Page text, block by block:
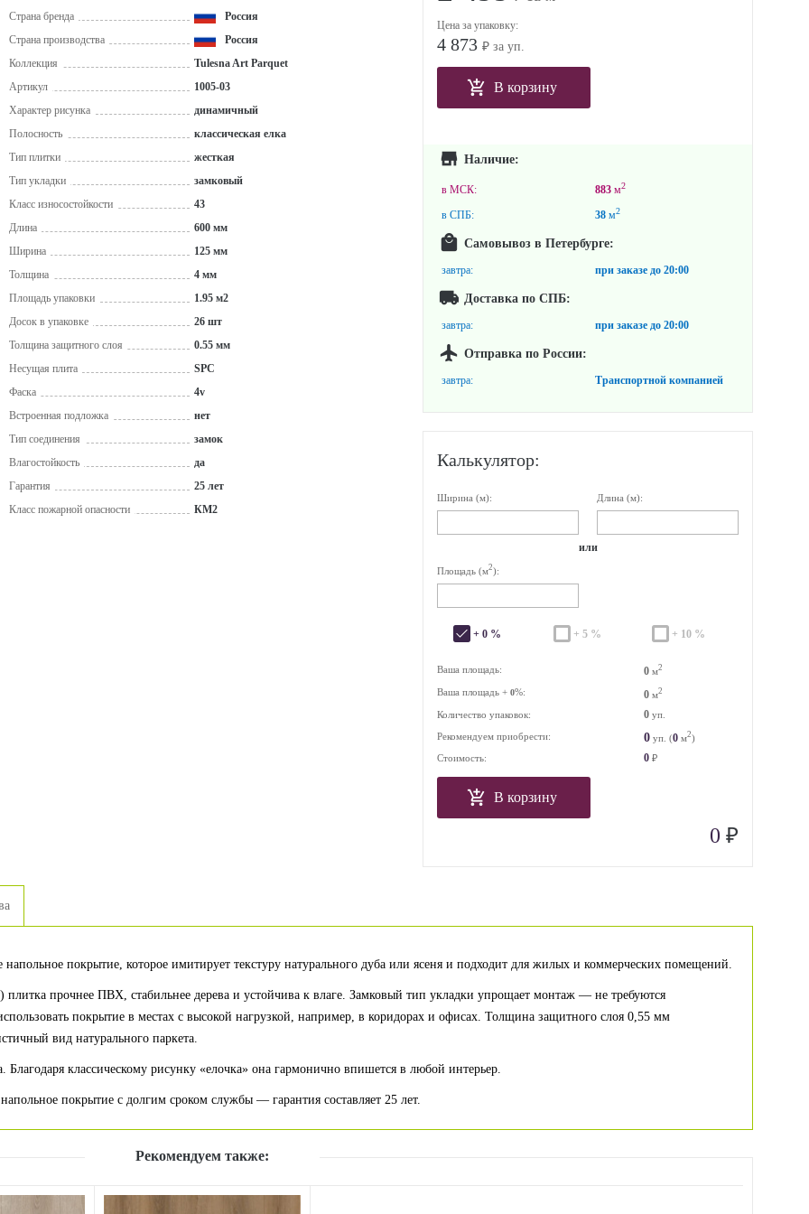
Страна бренда
Россия
Страна производства
Россия
Коллекция
Tulesna Art Parquet
Артикул
1005-03
Характер рисунка
динамичный
Полосность
классическая елка
Тип плитки
жесткая
Тип укладки
замковый
Класс износостойкости
43
Длина
600 мм
Ширина
125 мм
Толщина
4 мм
Площадь упаковки
1.95 м2
Досок в упаковке
26 шт
Толщина защитного слоя
0.55 мм
Несущая плита
SPC
Фаска
4v
Встроенная подложка
нет
Тип соединения
замок
Влагостойкость
да
Гарантия
25 лет
Класс пожарной опасности
КМ2
Цена за упаковку:
4 873 ₽ за уп.
В корзину
Наличие:
в МСК: 883 м2
в СПБ: 38 м2
Самовывоз в Петербурге:
завтра: при заказе до 20:00
Доставка по СПБ:
завтра: при заказе до 20:00
Отправка по России:
завтра: Транспортной компанией
Калькулятор:
Ширина (м): Длина (м):
или
Площадь (м2):
+ 0 % + 5 % + 10 %
Ваша площадь: 0 м2
Ваша площадь + 0%: 0 м2
Количество упаковок: 0 уп.
Рекомендуем приобрести:
0 уп. (0 м2)
Стоимость:
0 ₽
В корзину
0 ₽
покрытие, которое имитирует текстуру натурального дуба или ясеня и подходит для жилых и коммерческих помещений.
прочнее ПВХ, стабильнее дерева и устойчива к влаге. Замковый тип укладки упрощает монтаж — не требуются
покрытие в местах с высокой нагрузкой, например, в коридорах и офисах. Толщина защитного слоя 0,55 мм
вид натурального паркета.
классическому рисунку «елочка» она гармонично впишется в любой интерьер.
покрытие с долгим сроком службы — гарантия составляет 25 лет.
Рекомендуем также: